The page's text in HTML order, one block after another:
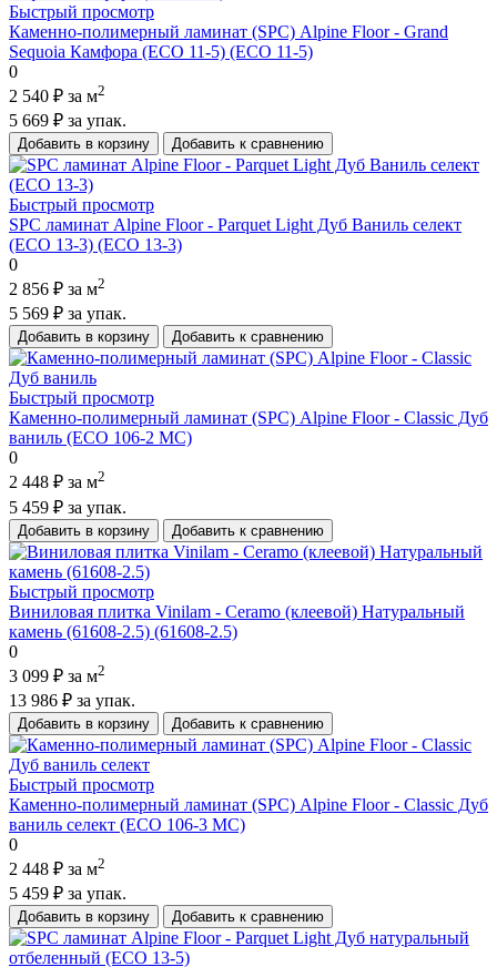
Быстрый просмотр
Каменно-полимерный ламинат (SPC) Alpine Floor - Grand
Sequoia Камфора (ECO 11-5) (ECO 11-5)
0
2 540 ₽ за м2
5 669 ₽ за упак.
Добавить в корзину Добавить к сравнению
Быстрый просмотр
SPC ламинат Alpine Floor - Parquet Light Дуб Ваниль селект
(ECO 13-3) (ECO 13-3)
0
2 856 ₽ за м2
5 569 ₽ за упак.
Добавить в корзину Добавить к сравнению
Быстрый просмотр
Каменно-полимерный ламинат (SPC) Alpine Floor - Classic Дуб
ваниль (ECO 106-2 MC)
0
2 448 ₽ за м2
5 459 ₽ за упак.
Добавить в корзину Добавить к сравнению
Быстрый просмотр
Виниловая плитка Vinilam - Ceramo (клеевой) Натуральный
камень (61608-2.5) (61608-2.5)
0
3 099 ₽ за м2
13 986 ₽ за упак.
Добавить в корзину Добавить к сравнению
Быстрый просмотр
Каменно-полимерный ламинат (SPC) Alpine Floor - Classic Дуб
ваниль селект (ECO 106-3 MC)
0
2 448 ₽ за м2
5 459 ₽ за упак.
Добавить в корзину Добавить к сравнению